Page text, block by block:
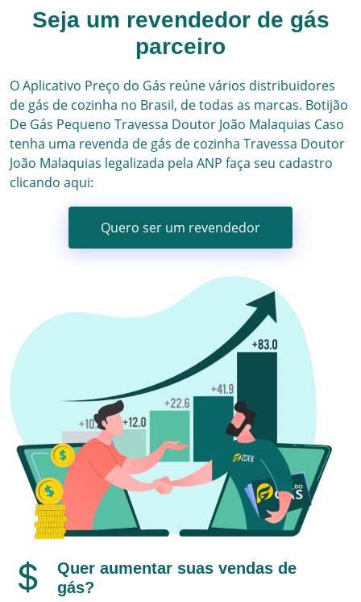
Seja um revendedor de gás
parceiro
O Aplicativo Preço do Gás reúne vários distribuidores
de gás de cozinha no Brasil, de todas as marcas. Botijão
De Gás Pequeno Travessa Doutor João Malaquias Caso
tenha uma revenda de gás de cozinha Travessa Doutor
João Malaquias legalizada pela ANP faça seu cadastro
clicando aqui:
Quero ser um revendedor
Quer aumentar suas vendas de
gás?